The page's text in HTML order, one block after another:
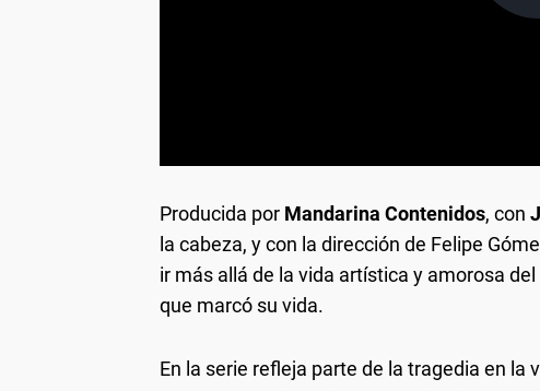
Producida por Mandarina Contenidos, con
la cabeza, y con la dirección de Felipe
ir más allá de la vida artística y amorosa
que marcó su vida.
En la serie refleja parte de la tragedia en la